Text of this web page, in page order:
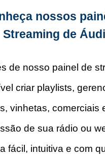
nossos
Streaming de
de nosso painel de
criar playlists,
vinhetas, comerciais
de sua rádio ou
fácil , intuitiva e com